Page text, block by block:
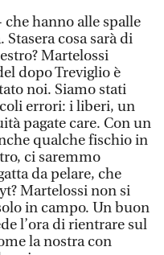
hanno alle spalle
cosa sarà di
Martelossi
dopo Treviglio è
noi. Siamo stati
errori: i liberi, un
pagate care. Con un
qualche fischio in
ci saremmo
da pelare, che
Martelossi non si
in campo. Un buon
l’ora di rientrare sul
la nostra con